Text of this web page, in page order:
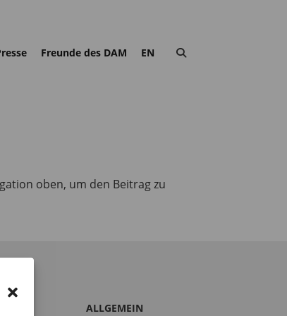
Freunde des DAM EN
oben, um den Beitrag zu
ALLGEMEIN